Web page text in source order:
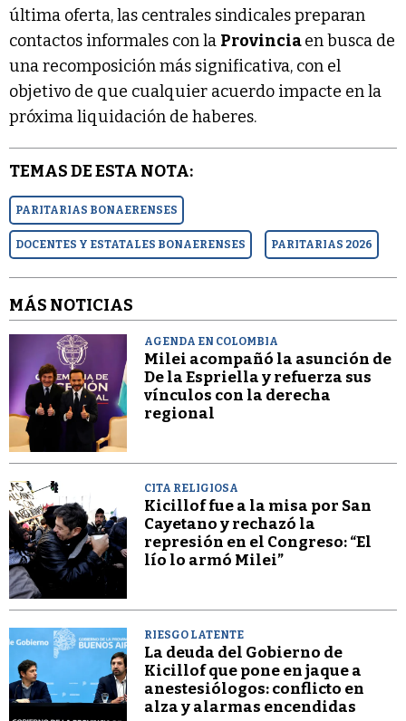
última oferta, las centrales sindicales preparan
contactos informales con la Provinciaen busca de
una recomposición más significativa, con el
objetivo de que cualquier acuerdo impacte en la
próxima liquidación de haberes.
TEMAS DE ESTA NOTA:
PARITARIAS BONAERENSES
DOCENTES Y ESTATALES BONAERENSES PARITARIAS 2026
MÁS NOTICIAS
AGENDA EN COLOMBIA
Milei acompañó la asunción de
De la Espriella y refuerza sus
vínculos con la derecha
regional
CITA RELIGIOSA
Kicillof fue a la misa por San
Cayetano y rechazó la
represión en el Congreso: “El
lío lo armó Milei”
RIESGO LATENTE
La deuda del Gobierno de
Kicillof que pone en jaque a
anestesiólogos: conflicto en
alza y alarmas encendidas